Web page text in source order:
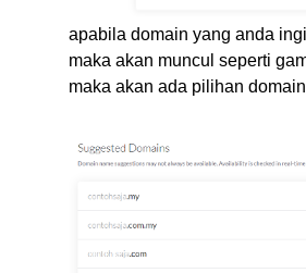
apabila domain yang anda
maka akan muncul seperti
maka akan ada pilihan